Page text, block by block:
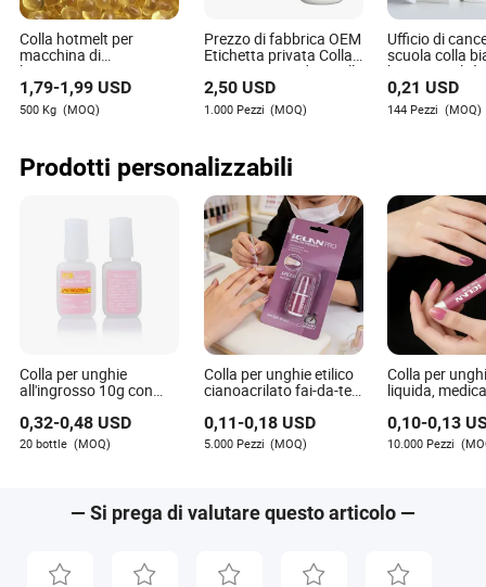
Colla hotmelt per
macchina di
laminazione per
avvolgimento profili in
legno
1,79-1,99 USD
500 Kg (MOQ)
Prezzo di fabbrica OEM
Etichetta privata Colla
per estensioni di capelli
ad asciugatura rapida
Colla per parrucche
Adesivo per parrucche
impermeabile per
fissaggio dei capelli
2,50USD
1.000 Pezzi (MOQ)
Ufficio di
scuola colla
buona qualità
all'ingrosso
0,21 USD
144 Pezzi (MOQ)
Prodotti personalizzabili
Colla per unghie
all'ingrosso 10g con
finte, colla per unghie
acriliche, adesivo forte
per punte di unghie
0,32-0,48 USD
20 bottle (MOQ)
Colla per unghie etilico
cianoacrilato fai-da-te
per produttori di punte
per unghie
0,11-0,18USD
5.000 Pezzi (MOQ)
Colla per
liquida,
durata e
0,10-0,13
10.000 Pezzi
— Si prega di valutare questo articolo —